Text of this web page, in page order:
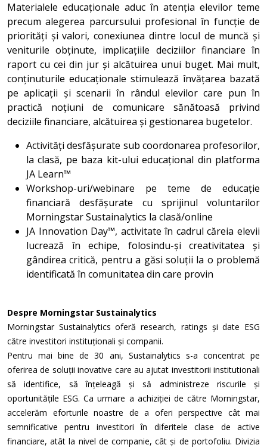
Materialele educaționale aduc în atenția elevilor teme
precum alegerea parcursului profesional în funcție de
priorități și valori, conexiunea dintre locul de muncă și
veniturile obținute, implicațiile deciziilor financiare în
raport cu cei din jur și alcătuirea unui buget. Mai mult,
conținuturile educaționale stimulează învățarea bazată
pe aplicații și scenarii în rândul elevilor care pun în
practică noțiuni de comunicare sănătoasă privind
deciziile financiare, alcătuirea și gestionarea bugetelor.
Activități desfășurate sub coordonarea profesorilor,
la clasă, pe baza kit-ului educațional din platforma
JA Learn™
Workshop-uri/webinare pe teme de educație
financiară desfășurate cu sprijinul voluntarilor
Morningstar Sustainalytics la clasă/online
JA Innovation Day™, activitate în cadrul căreia elevii
lucrează în echipe, folosindu-și creativitatea și
gândirea critică, pentru a găsi soluții la o problemă
identificată în comunitatea din care provin
Despre Morningstar Sustainalytics
Morningstar Sustainalytics oferă research, ratings și date ESG
către investitori instituționali și companii.
Pentru mai bine de 30 ani, Sustainalytics s-a concentrat pe
oferirea de soluții inovative care au ajutat investitorii institutionali
să identifice, să înțeleagă și să administreze riscurile și
oportunitățile ESG. Ca urmare a achiziției de către Morningstar,
accelerăm eforturile noastre de a oferi perspective cât mai
semnificative pentru investitori în diferitele clase de active
financiare, atât la nivel de companie, cât și de portofoliu. Divizia